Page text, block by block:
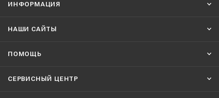
ИНФОРМАЦИЯ
НАШИ CАЙТЫ
ПОМОЩЬ
СЕРВИСНЫЙ ЦЕНТР